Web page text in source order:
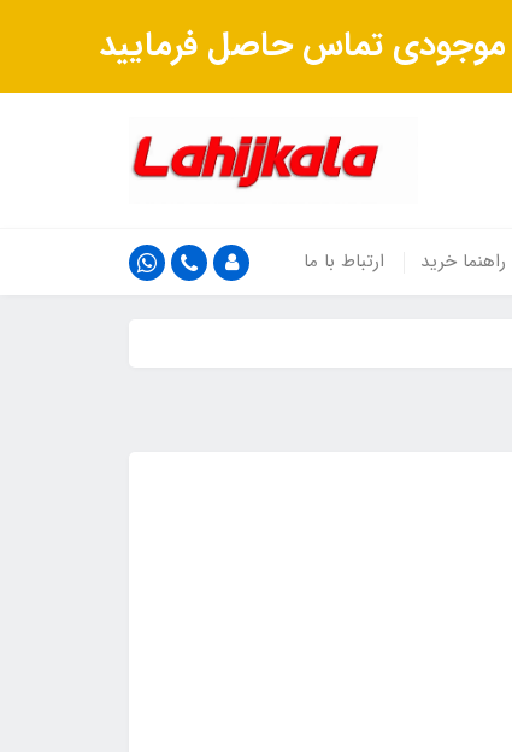
موجودی تماس حاصل فرمایید
راهنما خرید ارتباط با ما